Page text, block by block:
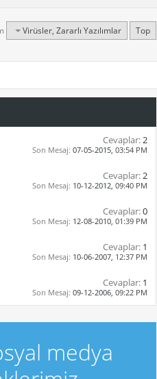
Virüsler, Zararlı Yazılımlar Top
Cevaplar:2
Son Mesaj: 07-05-2015, 03:54 PM
Cevaplar:2
Son Mesaj: 10-12-2012, 09:40 PM
Cevaplar:0
Son Mesaj: 12-08-2010, 01:39 PM
Cevaplar: 1
Son Mesaj: 10-06-2007, 12:37 PM
Cevaplar: 1
Son Mesaj: 09-12-2006, 09:22 PM
medya